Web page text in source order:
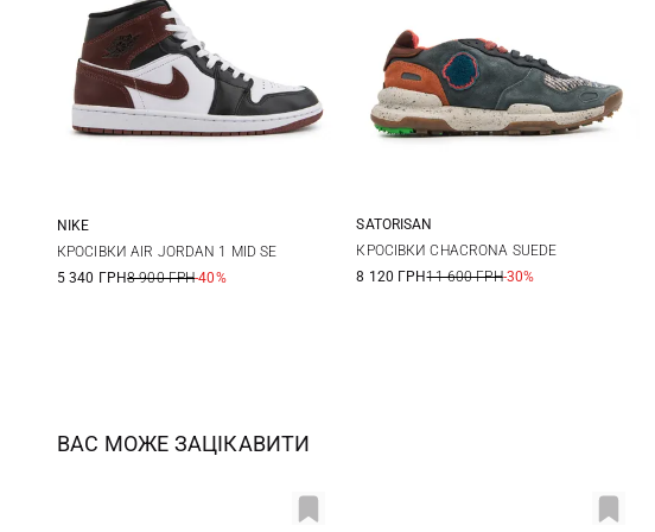
8 US 8,5 US 9 US
NIKE
КРОСІВКИ AIR JORDAN 1 MID SE
5 340 ГРН8 900 ГРН-40%
41 42 43
SATORISAN
КРОСІВКИ CHACRONA SUEDE
8 120 ГРН11 600 ГРН-30%
ВАС МОЖЕ ЗАЦІКАВИТИ